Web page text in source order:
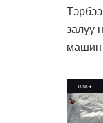
залуу
машин